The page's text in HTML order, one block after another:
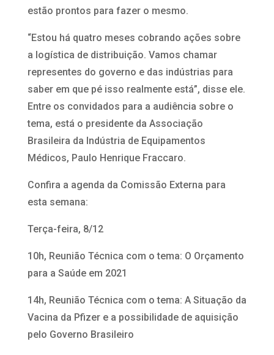
estão prontos para fazer o mesmo.
“Estou há quatro meses cobrando ações sobre
a logística de distribuição. Vamos chamar
representes do governo e das indústrias para
saber em que pé isso realmente está”, disse ele.
Entre os convidados para a audiência sobre o
tema, está o presidente da Associação
Brasileira da Indústria de Equipamentos
Médicos, Paulo Henrique Fraccaro.
Confira a agenda da Comissão Externa para
esta semana:
Terça-feira, 8/12
10h, Reunião Técnica com o tema: O Orçamento
para a Saúde em 2021
14h, Reunião Técnica com o tema: A Situação da
Vacina da Pfizer e a possibilidade de aquisição
pelo Governo Brasileiro